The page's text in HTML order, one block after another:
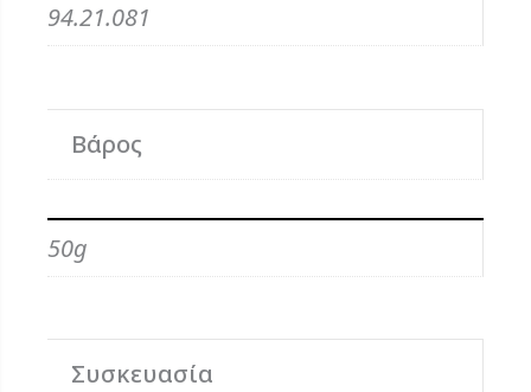
94.21.081
Βάρος
50g
Συσκευασία